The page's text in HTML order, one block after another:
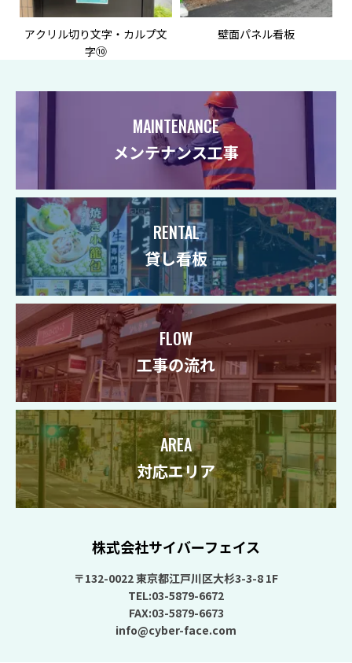
アクリル切り文字・カルプ文
字⑩
壁面パネル看板
MAINTENANCE
メンテナンス工事
RENTAL
貸し看板
FLOW
工事の流れ
AREA
対応エリア
株式会社サイバーフェイス
〒132-0022 東京都江戸川区大杉3-3-8 1F
TEL:03-5879-6672
FAX:03-5879-6673
info@cyber-face.com